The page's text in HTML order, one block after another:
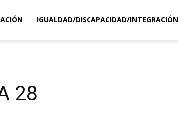
IGUALDAD/DISCAPACIDAD/INTEGRACIÓN
28